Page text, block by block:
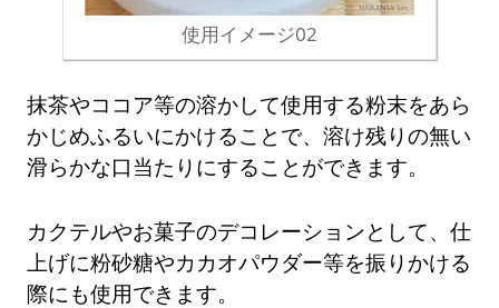
使用イメージ02
抹茶やココア等の溶かして使用する粉末をあら
かじめふるいにかけることで、溶け残りの無い
滑らかな口当たりにすることができます。
カクテルやお菓子のデコレーションとして、仕
上げに粉砂糖やカカオパウダー等を振りかける
際にも使用できます。